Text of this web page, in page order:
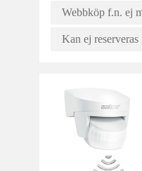
Webbköp f.n. ej
Kan ej reserveras